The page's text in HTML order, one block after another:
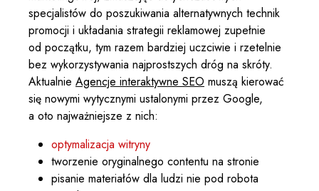
specjalistów do poszukiwania alternatywnych technik
promocji i układania strategii reklamowej zupełnie
od początku, tym razem bardziej uczciwie i rzetelnie
bez wykorzystywania najprostszych dróg na skróty.
Aktualnie Agencje interaktywne SEO muszą kierować
się nowymi wytycznymi ustalonymi przez Google,
a oto najważniejsze z nich:
optymalizacja witryny
tworzenie oryginalnego contentu na stronie
pisanie materiałów dla ludzi nie pod robota